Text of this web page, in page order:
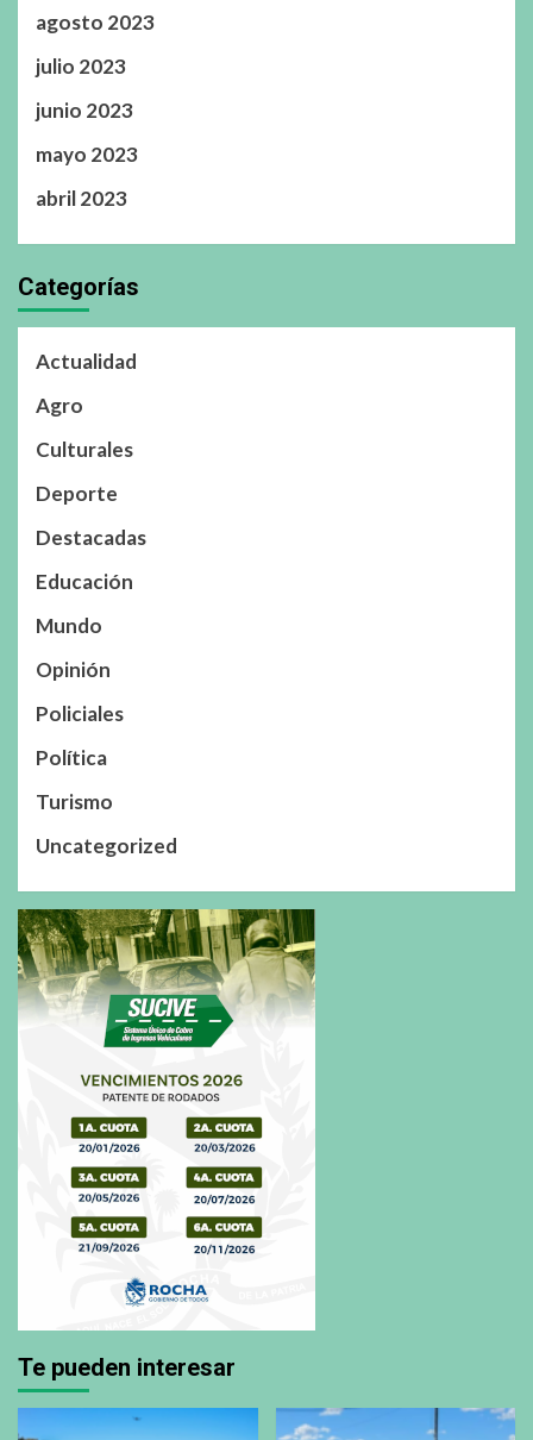
agosto 2023
julio 2023
junio 2023
mayo 2023
abril 2023
Categorías
Actualidad
Agro
Culturales
Deporte
Destacadas
Educación
Mundo
Opinión
Policiales
Política
Turismo
Uncategorized
Te pueden interesar